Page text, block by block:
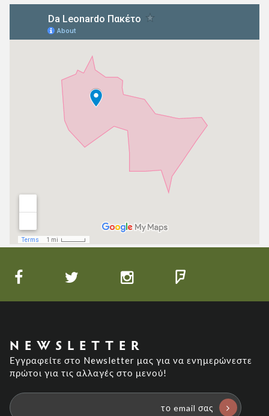
NEWSLETTER
Εγγραφείτε στο Newsletter μας για να ενημερώνεστε
πρώτοι για τις αλλαγές στο μενού!